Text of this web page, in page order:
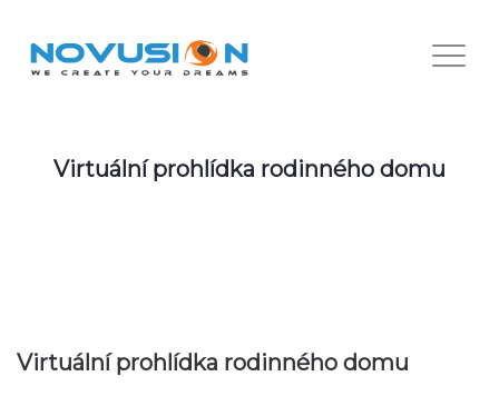
Virtuální prohlídka rodinného domu
Virtuální prohlídka rodinného domu